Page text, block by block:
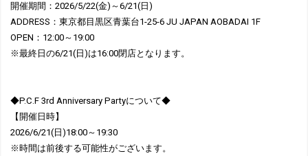
開催期間：2026/5/22(金)～6/21(日)
ADDRESS：東京都目黒区青葉台1-25-6 JU JAPAN AOBADAI 1F
OPEN：12:00～19:00
※最終日の6/21(日)は16:00閉店となります。
◆P.C.F 3rd Anniversary Partyについて◆
【開催日時】
2026/6/21(日)18:00～19:30
※時間は前後する可能性がございます。